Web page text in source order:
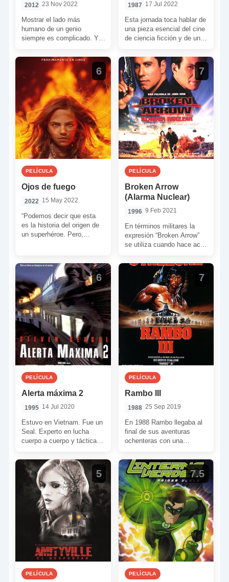
2012 23 Nov 2022
Mostrar el lado más
humano de un genio
siempre es complicado. Y,
más si el personaje […]
1987 17 Jul 2022
Esta jornada toca hablar de
una pieza esencial del cine
de ciencia ficción y de una
6
PELÍCULA
Ojos de fuego
2022 15 May 2022
“Podemos decir que esta
es la historia del origen de
un superhéroe. Pero,
posible. […]
7
PELÍCULA
Broken Arrow
(Alarma Nuclear)
1996 9 Feb 2021
En términos militares la
expresión “Broken Arrow”
se utiliza cuando hace acto
emergencia estratégica de
nivel cuatro. […]
6
PELÍCULA
Alerta máxima 2
1995 14 Jul 2020
Estuvo en Vietnam. Fue un
Seal. Experto en lucha
cuerpo a cuerpo y tácticas
de élite en Fort […]
7
PELÍCULA
Rambo III
1988 25 Sep 2019
En 1988 Rambo llegaba al
final de sus aventuras
ochenteras con una
En ella se hacían eco […]
5
PELÍCULA
7.5
PELÍCULA